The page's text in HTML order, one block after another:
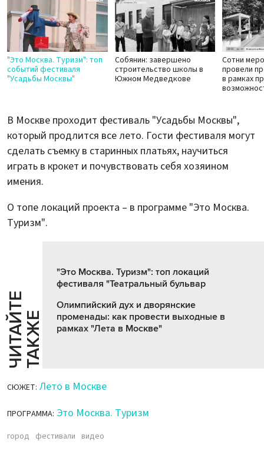
"Это Москва. Туризм": топ
событий фестиваля
"Усадьбы Москвы"
Собянин: завершено
строительство школы в
Южном Медведкове
Сотни
провели
в рамках
В Москве проходит фестиваль "Усадьбы Москвы",
который продлится все лето. Гости фестиваля могут
сделать съемку в старинных платьях, научиться
играть в крокет и почувствовать себя хозяином
имения.
О топе локаций проекта – в программе "Это Москва.
Туризм".
Ч
И
Т
АЙ
Т
Е
Т
А
К
ЖЕ
"Это Москва. Туризм": топ локаций
фестиваля "Театральный бульвар
Олимпийский дух и дворянские
променады: как провести выходные в
рамках "Лета в Москве"
СЮЖЕТ: Лето в Москве
ПРОГРАММА: Это Москва. Туризм
город фестивали видео